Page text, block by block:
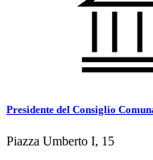
Presidente del Consiglio
Piazza Umberto I, 15